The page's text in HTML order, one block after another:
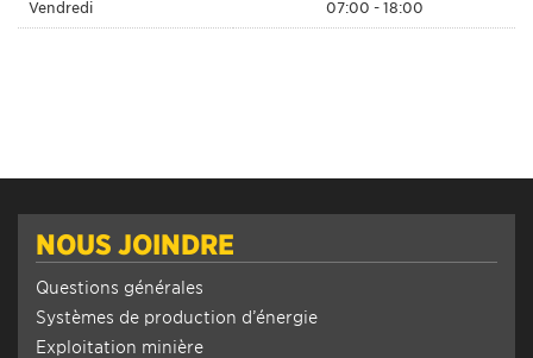
Vendredi 07:00 - 18:00
NOUS JOINDRE
Questions générales
Systèmes de production d’énergie
Exploitation minière